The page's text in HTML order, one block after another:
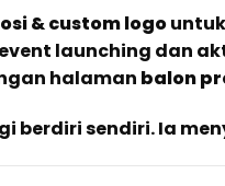
& custom logo
launching dan
halaman balon
berdiri sendiri. Ia